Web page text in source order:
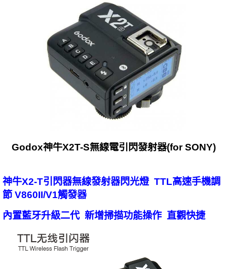
Godox神牛X2T-S無線電引閃發射器(for SONY)
神牛X2-T引閃器無線發射器閃光燈 TTL高速手機調
節 V860II/V1觸發器
內置藍牙升級二代 新增掃描功能操作 直觀快捷